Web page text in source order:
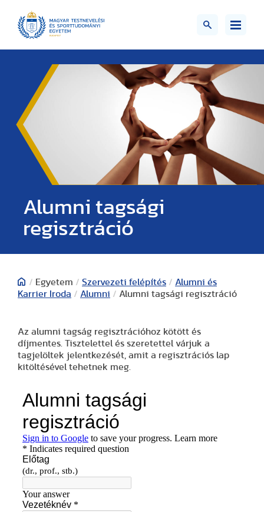
Alumni tagsági
regisztráció
/ Egyetem / Szervezeti felépítés / Alumni és
Karrier Iroda / Alumni / Alumni tagsági regisztráció
Az alumni tagság regisztrációhoz kötött és
díjmentes. Tisztelettel és szeretettel várjuk a
tagjelöltek jelentkezését, amit a regisztrációs lap
kitöltésével tehetnek meg.